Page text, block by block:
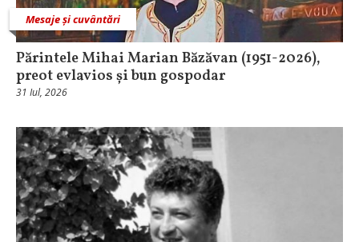
Mesaje și cuvântări
Părintele Mihai Marian Băzăvan (1951-2026),
preot evlavios și bun gospodar
31 Iul, 2026